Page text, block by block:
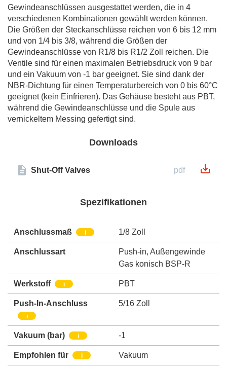
Gewindeanschlüssen ausgestattet werden, die in 4
verschiedenen Kombinationen gewählt werden können.
Die Größen der Steckanschlüsse reichen von 6 bis 12 mm
und von 1/4 bis 3/8, während die Größen der
Gewindeanschlüsse von R1/8 bis R1/2 Zoll reichen. Die
Ventile sind für einen maximalen Betriebsdruck von 9 bar
und ein Vakuum von -1 bar geeignet. Sie sind dank der
NBR-Dichtung für einen Temperaturbereich von 0 bis 60°C
geeignet (kein Einfrieren). Das Gehäuse besteht aus PBT,
während die Gewindeanschlüsse und die Spule aus
vernickeltem Messing gefertigt sind.
Downloads
Shut-Off Valves pdf
Spezifikationen
Anschlussmaß i 1/8 Zoll
Anschlussart Push-in, Außengewinde
Gas konisch BSP-R
Werkstoff i PBT
Push-In-Anschluss
i
5/16 Zoll
Vakuum (bar) i -1
Empfohlen für i Vakuum